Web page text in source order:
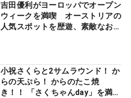
吉田優利がヨーロッパでオープン
ウィークを満喫 オーストリアの
人気スポットを歴遊、素敵なお土
小祝さくらと2サムラウンド！ か
らの天ぷら！ からのたこ焼
き！！ 「さくちゃんday」を満喫